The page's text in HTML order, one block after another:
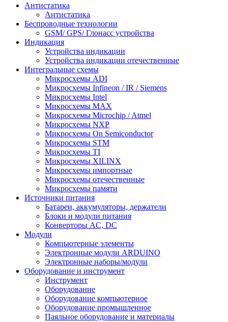
Антистатика
Антистатика
Беспроводные технологии
GSM/ GPS/ Глонасс устройства
Индикация
Устройства индикации
Устройства индикации отечественные
Интегральные схемы
Микросхемы ADI
Микросхемы Infineon / IR / Siemens
Микросхемы Intel
Микросхемы MAX
Микросхемы Microchip / Atmel
Микросхемы NXP
Микросхемы On Semiconductor
Микросхемы STM
Микросхемы TI
Микросхемы XILINX
Микросхемы импортные
Микросхемы отечественные
Микросхемы памяти
Источники питания
Батареи, аккумуляторы, держатели
Блоки и модули питания
Конверторы AC, DC
Модули
Компьютерные элементы
Электронные модули ARDUINO
Электронные наборы/модули
Оборудование и инструмент
Инструмент
Оборудование
Оборудование компьютерное
Оборудование промышленное
Паяльное оборудование и материалы